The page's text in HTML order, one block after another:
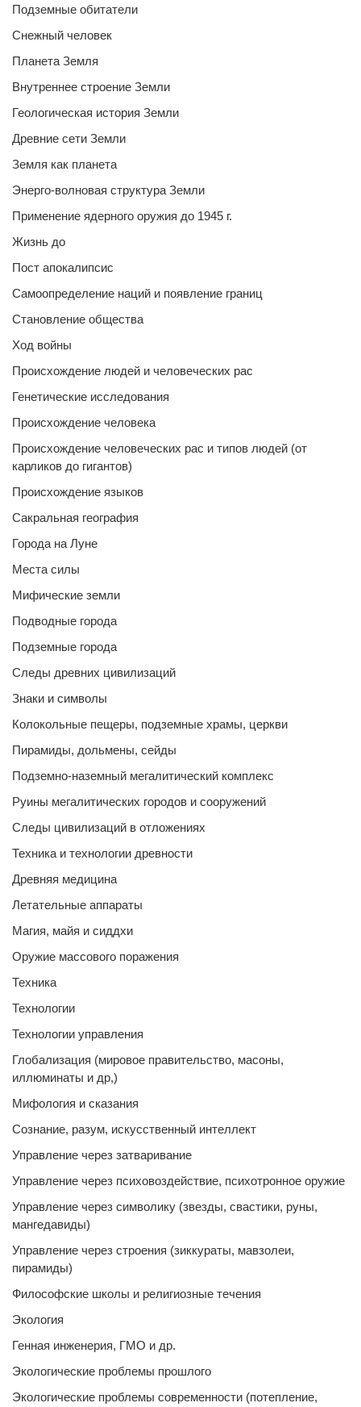
Подземные обитатели
Снежный человек
Планета Земля
Внутреннее строение Земли
Геологическая история Земли
Древние сети Земли
Земля как планета
Энерго-волновая структура Земли
Применение ядерного оружия до 1945 г.
Жизнь до
Пост апокалипсис
Самоопределение наций и появление границ
Становление общества
Ход войны
Происхождение людей и человеческих рас
Генетические исследования
Происхождение человека
Происхождение человеческих рас и типов людей (от
карликов до гигантов)
Происхождение языков
Сакральная география
Города на Луне
Места силы
Мифические земли
Подводные города
Подземные города
Следы древних цивилизаций
Знаки и символы
Колокольные пещеры, подземные храмы, церкви
Пирамиды, дольмены, сейды
Подземно-наземный мегалитический комплекс
Руины мегалитических городов и сооружений
Следы цивилизаций в отложениях
Техника и технологии древности
Древняя медицина
Летательные аппараты
Магия, майя и сиддхи
Оружие массового поражения
Техника
Технологии
Технологии управления
Глобализация (мировое правительство, масоны,
иллюминаты и др,)
Мифология и сказания
Сознание, разум, искусственный интеллект
Управление через затваривание
Управление через психовоздействие, психотронное оружие
Управление через символику (звезды, свастики, руны,
мангедавиды)
Управление через строения (зиккураты, мавзолеи,
пирамиды)
Философские школы и религиозные течения
Экология
Генная инженерия, ГМО и др.
Экологические проблемы прошлого
Экологические проблемы современности (потепление,